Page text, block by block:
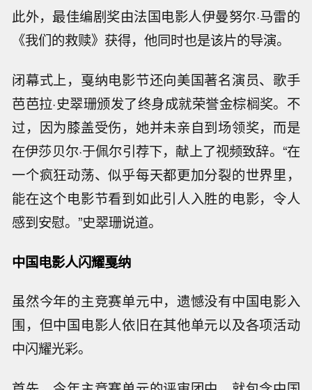
此外，最佳编剧奖由法国电影人伊曼努尔·马雷的
《我们的救赎》获得，他同时也是该片的导演。
闭幕式上，戛纳电影节还向美国著名演员、歌手
芭芭拉·史翠珊颁发了终身成就荣誉金棕榈奖。不
过，因为膝盖受伤，她并未亲自到场领奖，而是
在伊莎贝尔·于佩尔引荐下，献上了视频致辞。“在
一个疯狂动荡、似乎每天都更加分裂的世界里，
能在这个电影节看到如此引人入胜的电影，令人
感到安慰。”史翠珊说道。
中国电影人闪耀戛纳
虽然今年的主竞赛单元中，遗憾没有中国电影入
围，但中国电影人依旧在其他单元以及各项活动
中闪耀光彩。